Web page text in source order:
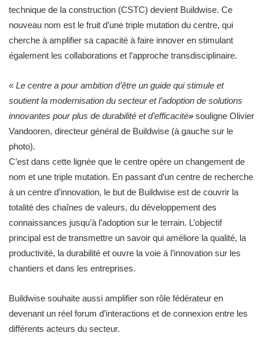
technique de la construction (CSTC) devient Buildwise. Ce
nouveau nom est le fruit d’une triple mutation du centre, qui
cherche à amplifier sa capacité à faire innover en stimulant
également les collaborations et l’approche transdisciplinaire.
« Le centre a pour ambition d’être un guide qui stimule et
soutient la modernisation du secteur et l’adoption de solutions
innovantes pour plus de durabilité et d’efficacité» souligne Olivier
Vandooren, directeur général de Buildwise (à gauche sur le
photo).
C’est dans cette lignée que le centre opère un changement de
nom et une triple mutation. En passant d’un centre de recherche
à un centre d’innovation, le but de Buildwise est de couvrir la
totalité des chaînes de valeurs, du développement des
connaissances jusqu’à l’adoption sur le terrain. L’objectif
principal est de transmettre un savoir qui améliore la qualité, la
productivité, la durabilité et ouvre la voie à l’innovation sur les
chantiers et dans les entreprises.
Buildwise souhaite aussi amplifier son rôle fédérateur en
devenant un réel forum d’interactions et de connexion entre les
différents acteurs du secteur.